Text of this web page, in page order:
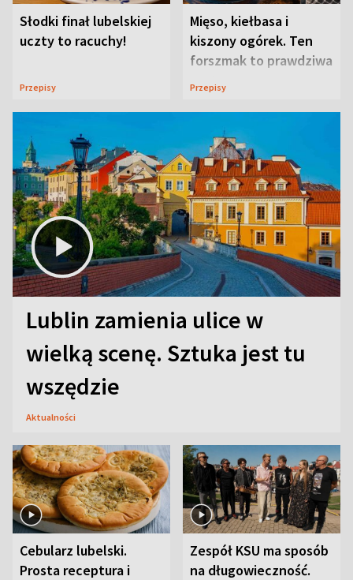
Słodki finał lubelskiej
uczty to racuchy!
Przepisy
Mięso, kiełbasa i
kiszony ogórek. Ten
forszmak to prawdziwa
uczta
Przepisy
Lublin zamienia ulice w
wielką scenę. Sztuka jest tu
wszędzie
Aktualności
Cebularz lubelski.
Prosta receptura i
Zespół KSU ma sposób
na długowieczność.